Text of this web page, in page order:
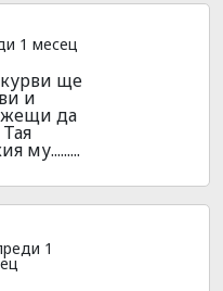
1 месец
ще
и
да
му.........
1